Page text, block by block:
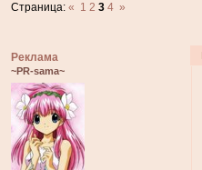
Страница:« 1 2 3 4 »
Реклама
~PR-sama~